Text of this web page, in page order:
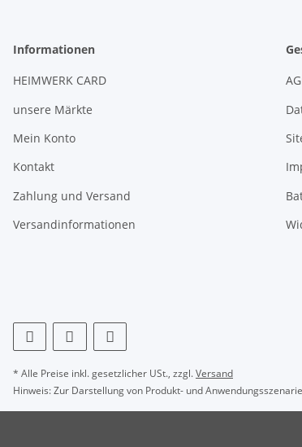
Informationen
HEIMWERK CARD
unsere Märkte
Mein Konto
Kontakt
Zahlung und Versand
Versandinformationen
* Alle Preise inkl. gesetzlicher USt., zzgl.Versand
Hinweis: Zur Darstellung von Produkt- und